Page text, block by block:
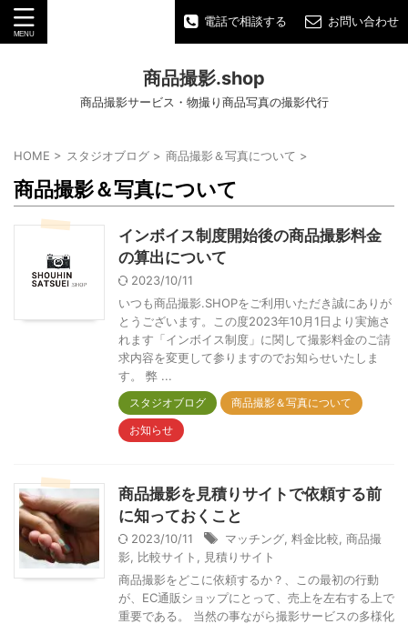
電話で相談する お問い合わせ
商品撮影.shop
商品撮影サービス・物撮り商品写真の撮影代行
HOME > スタジオブログ > 商品撮影＆写真について >
商品撮影＆写真について
インボイス制度開始後の商品撮影料金
の算出について
2023/10/11
いつも商品撮影.SHOPをご利用いただき誠にありが
とうございます。この度2023年10月1日より実施さ
れます「インボイス制度」に関して撮影料金のご請
求内容を変更して参りますのでお知らせいたしま
す。 弊 ...
スタジオブログ
商品撮影＆写真について
お知らせ
商品撮影を見積りサイトで依頼する前
に知っておくこと
2023/10/11 マッチング 料金比較 商品撮
影
比較サイト
見積りサイト
商品撮影をどこに依頼するか？、この最初の行動
が、EC通販ショップにとって、売上を左右する上で
重要である。 当然の事ながら撮影サービスの多様化